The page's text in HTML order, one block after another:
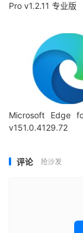
Pro v1.2.11 专业版
Microsoft Edge
v151.0.4129.72
评论 抢沙发